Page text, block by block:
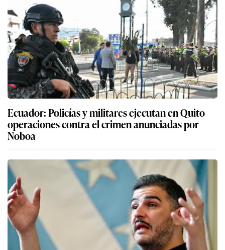
Ecuador: Policías y militares ejecutan en Quito
operaciones contra el crimen anunciadas por
Noboa